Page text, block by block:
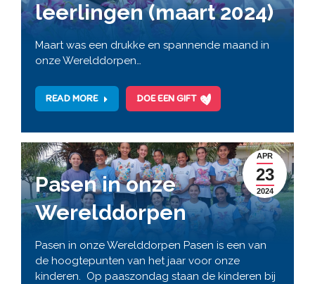
leerlingen (maart 2024)
Maart was een drukke en spannende maand in
onze Werelddorpen…
READ MORE DOE EEN GIFT
APR
23
2024
Pasen in onze
Werelddorpen
Pasen in onze Werelddorpen Pasen is een van
de hoogtepunten van het jaar voor onze
kinderen. Op paaszondag staan de kinderen bij